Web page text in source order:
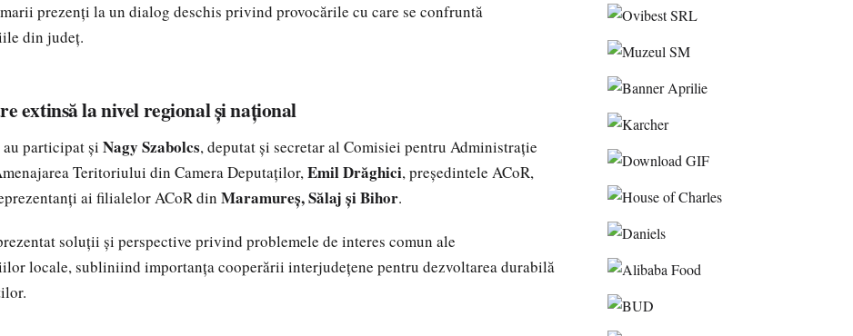
prezenți la un dialog deschis privind provocările cu care se confruntă
din județ.
extinsă la nivel regional și național
participat și Nagy Szabolcs, deputat și secretar al Comisiei pentru Administrație
Teritoriului din Camera Deputaților,Emil Drăghici, președintele ACoR,
ai filialelor ACoR din Maramureș, Sălaj și Bihor.
soluții și perspective privind problemele de interes comun ale
locale, subliniind importanța cooperării interjudețene pentru dezvoltarea durabilă